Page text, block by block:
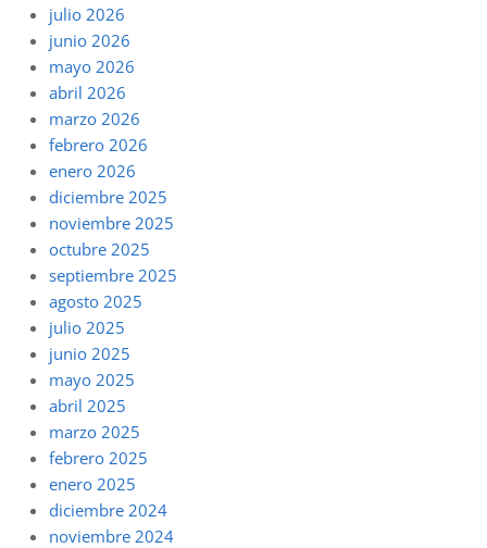
julio 2026
junio 2026
mayo 2026
abril 2026
marzo 2026
febrero 2026
enero 2026
diciembre 2025
noviembre 2025
octubre 2025
septiembre 2025
agosto 2025
julio 2025
junio 2025
mayo 2025
abril 2025
marzo 2025
febrero 2025
enero 2025
diciembre 2024
noviembre 2024